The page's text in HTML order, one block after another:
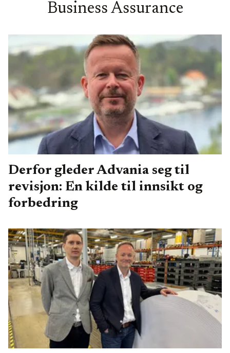
Business Assurance
Derfor gleder Advania seg til
revisjon: En kilde til innsikt og
forbedring